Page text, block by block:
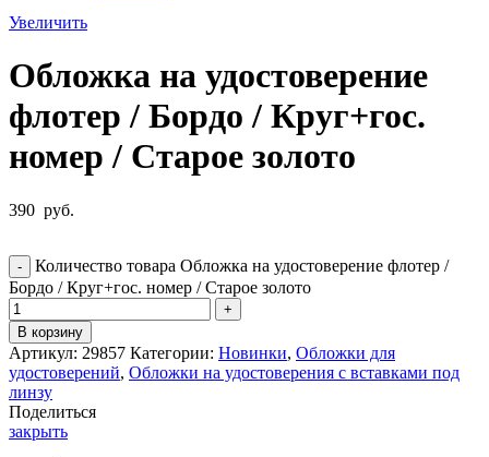
Увеличить
Обложка на удостоверение
флотер / Бордо / Круг+гос.
номер / Старое золото
390 руб.
Количество товара Обложка на удостоверение флотер /
Бордо / Круг+гос. номер / Старое золото
В корзину
Артикул: 29857 Категории: Новинки, Обложки для
удостоверений, Обложки на удостоверения с вставками под
линзу
Поделиться
закрыть